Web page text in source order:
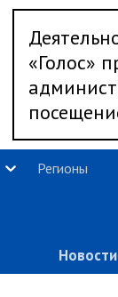
«Голос»
Регионы
Новости